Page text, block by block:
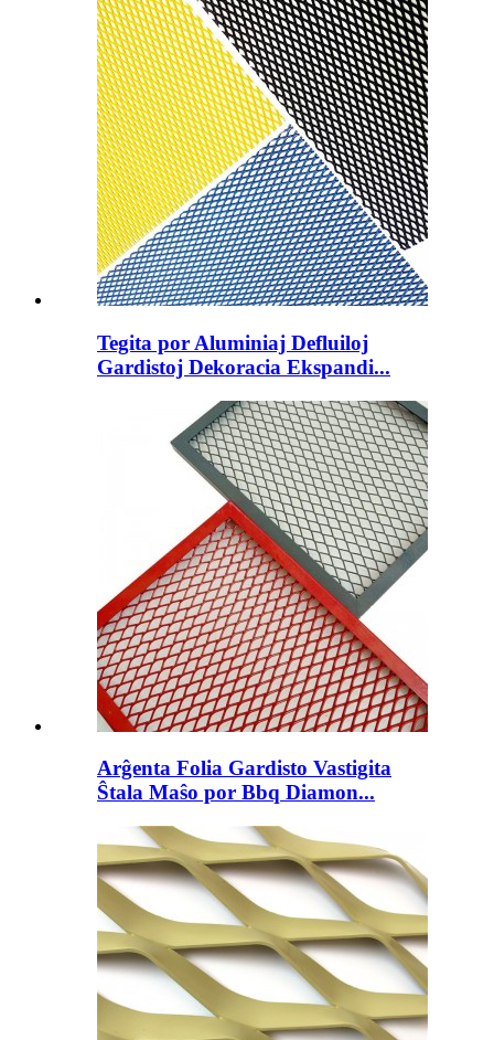
Tegita por Aluminiaj Defluiloj
Gardistoj Dekoracia Ekspandi...
Arĝenta Folia Gardisto Vastigita
Ŝtala Maŝo por Bbq Diamon...